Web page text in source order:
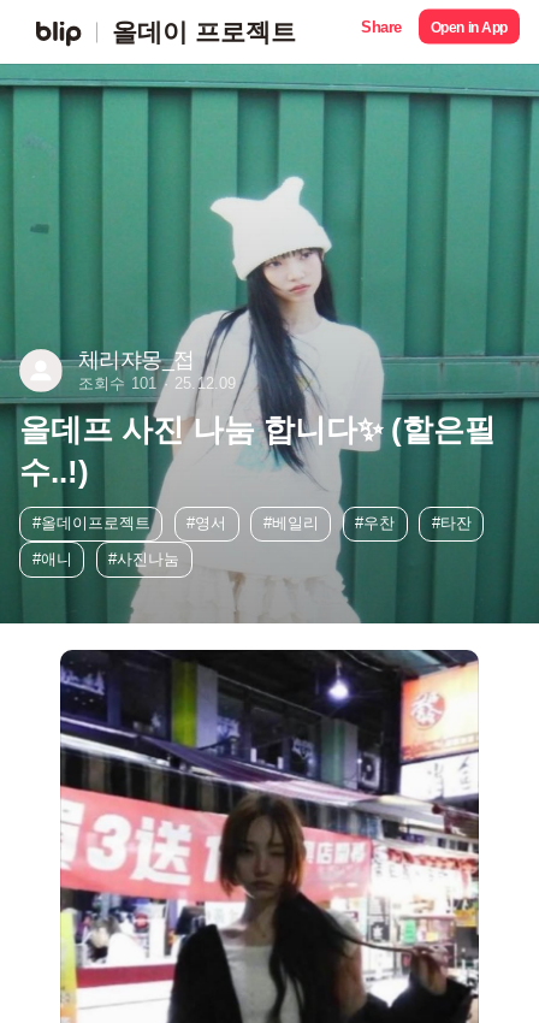
올데이 프로젝트 Share Open in App
체리쟈몽_접
조회수 101 25.12.09
올데프 사진 나눔 합니다✨ (핱은필
수..!)
#올데이프로젝트 #영서 #베일리 #우찬
#타잔
#애니
#사진나눔